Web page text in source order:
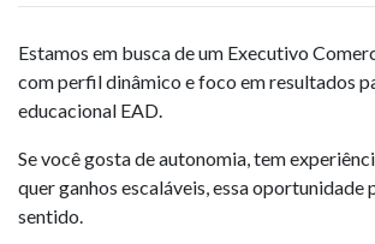
Estamos em busca de um Executivo
com perfil dinâmico e foco em resultados
educacional EAD.
Se você gosta de autonomia, tem
quer ganhos escaláveis, essa oportunidade
sentido.